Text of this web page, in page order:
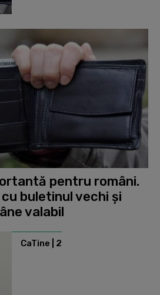
pentru români.
buletinul vechi și
valabil
CaTine | 2